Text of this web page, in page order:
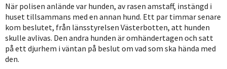
När polisen anlände var hunden, av rasen amstaff, instängd i
huset tillsammans med en annan hund. Ett par timmar senare
kom beslutet, från länsstyrelsen Västerbotten, att hunden
skulle avlivas. Den andra hunden är omhändertagen och satt
på ett djurhem i väntan på beslut om vad som ska hända med
den.